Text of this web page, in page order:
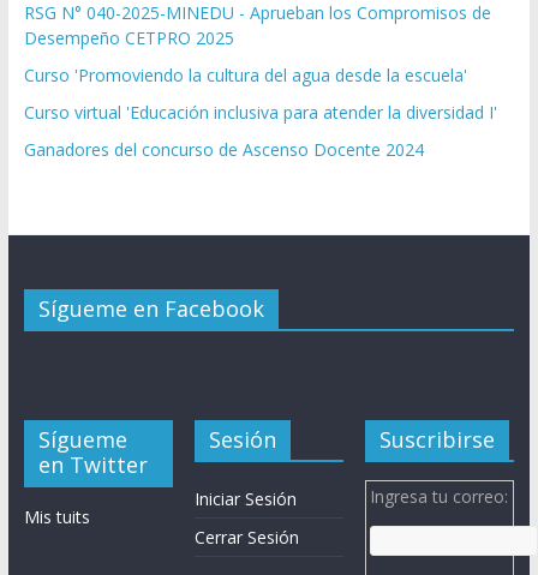
RSG N° 040-2025-MINEDU - Aprueban los Compromisos de
Desempeño CETPRO 2025
Curso 'Promoviendo la cultura del agua desde la escuela'
Curso virtual 'Educación inclusiva para atender la diversidad I'
Ganadores del concurso de Ascenso Docente 2024
Sígueme en Facebook
Sígueme
en Twitter
Mis tuits
Sesión
Iniciar Sesión
Cerrar Sesión
Suscribirse
Ingresa tu correo: